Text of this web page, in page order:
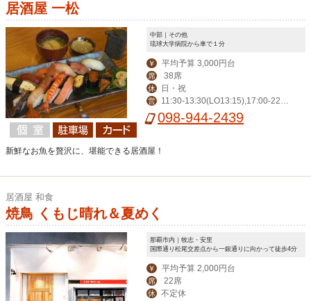
居酒屋 一松
中部｜その他
琉球大学病院から車で１分
￥ 平均予算 3,000円台
席 38席
休 日・祝
営
11:30-13:30(LO13:15),17:00-22:0
0(LO21:00),金土祝前17:00-23:00(LO2
098-944-2439
新鮮なお魚を贅沢に、堪能できる居酒屋！
居酒屋 和食
焼鳥 くもじ晴れ＆夏めく
那覇市内｜牧志・安里
国際通り松尾交差点から一銀通りに向かって徒歩4分
￥ 平均予算 2,000円台
席 22席
休 不定休